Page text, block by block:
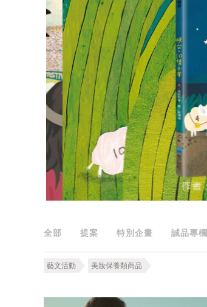
全部 提案 特別企畫 誠品專欄
藝文活動 美妝保養類商品